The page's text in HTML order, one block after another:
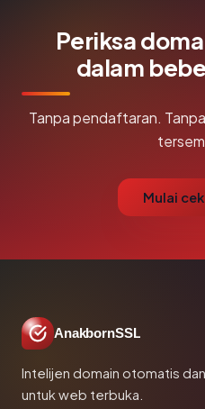
Periksa
dalam
Tanpa pendaftaran.
Mulai
AnakbornSSL
Intelijen domain otomatis
untuk web terbuka.